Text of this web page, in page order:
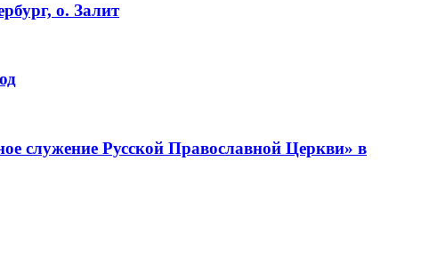
о. Залит
служение Русской Православной Церкви» в